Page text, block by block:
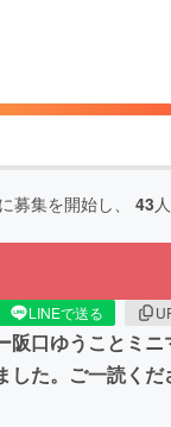
に募集を開始し、 43
LINEで送る
阪口ゆうことミ
した。ご一読く